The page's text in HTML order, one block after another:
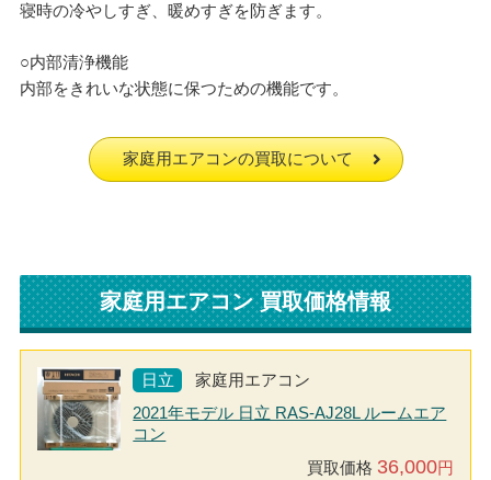
寝時の冷やしすぎ、暖めすぎを防ぎます。
○内部清浄機能
内部をきれいな状態に保つための機能です。
家庭用エアコンの買取について
家庭用エアコン 買取価格情報
日立
家庭用エアコン
2021年モデル 日立 RAS-AJ28L ルームエア
コン
買取価格 36,000円